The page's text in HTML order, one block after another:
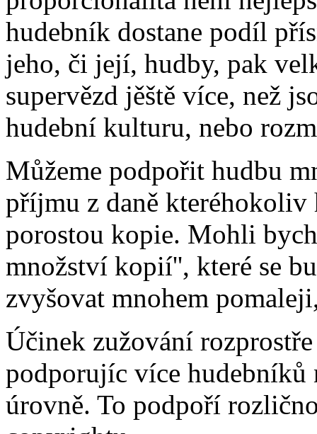
hudebník dostane podíl
jeho, či její, hudby, pak
supervězd jěště více, než
hudební kulturu, nebo
Můžeme podpořit hudbu
příjmu z daně kteréhokoliv
porostou kopie. Mohli
množství kopií'', které se
zvyšovat mnohem
Účinek zužování
podporujíc více hudebníků
úrovně. To podpoří